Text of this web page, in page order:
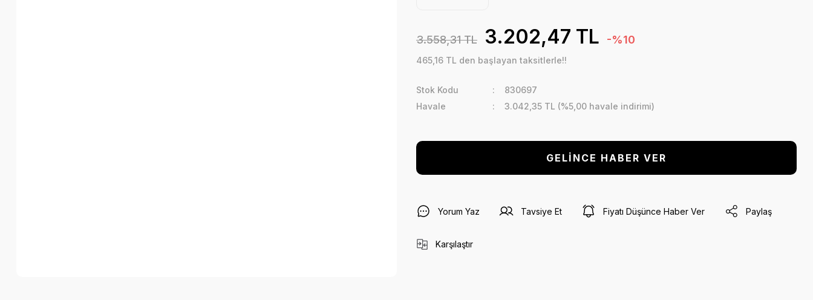
3.558,31 TL 3.202,47 TL -%10
465,16 TL den başlayan taksitlerle!!
Stok Kodu
830697
Havale
3.042,35 TL (%5,00 havale indirimi)
GELİNCE HABER VER
Yorum Yaz Tavsiye Et Fiyatı Düşünce Haber Ver Paylaş
Karşılaştır